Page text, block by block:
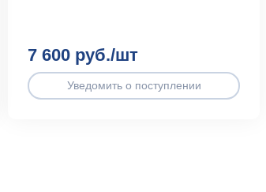
7 600 руб./шт
Уведомить о поступлении